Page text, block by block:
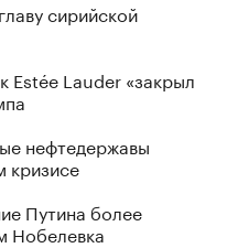
сирийской
Estée Lauder «закрыл
нефтедержавы
кризисе
Путина более
Нобелевка